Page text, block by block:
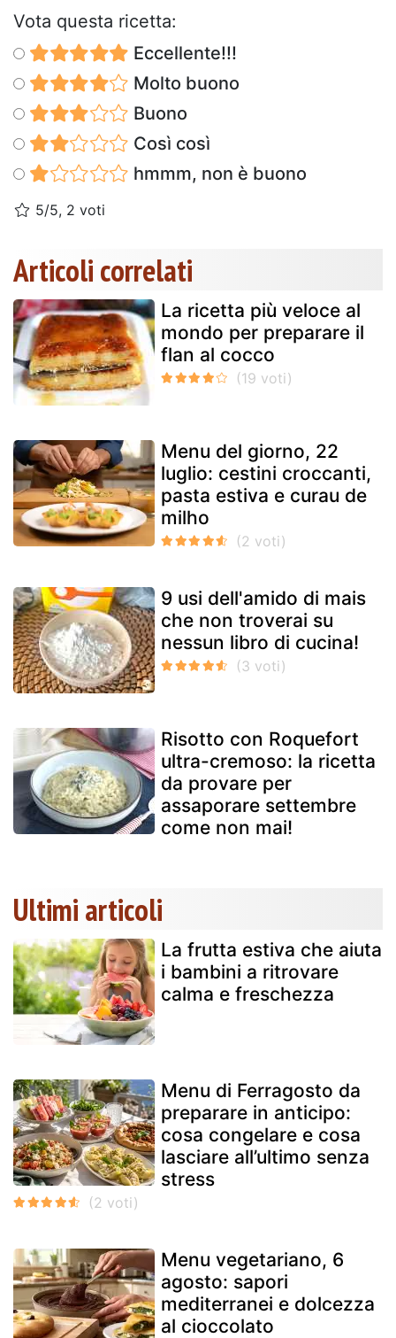
Vota questa ricetta:
Eccellente!!!
Molto buono
Buono
Così così
hmmm, non è buono
5/5, 2 voti
Articoli correlati
La ricetta più veloce al
mondo per preparare il
flan al cocco
Menu del giorno, 22
luglio: cestini croccanti,
pasta estiva e curau de
milho
9 usi dell'amido di mais
che non troverai su
nessun libro di cucina!
Risotto con Roquefort
ultra-cremoso: la ricetta
da provare per
assaporare settembre
come non mai!
Ultimi articoli
La frutta estiva che aiuta
i bambini a ritrovare
calma e freschezza
Menu di Ferragosto da
preparare in anticipo:
cosa congelare e cosa
lasciare all’ultimo senza
stress
Menu vegetariano, 6
agosto: sapori
mediterranei e dolcezza
al cioccolato